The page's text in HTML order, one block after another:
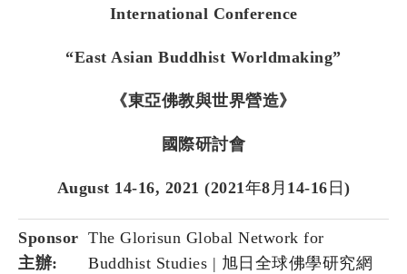
International Conference
“East Asian Buddhist Worldmaking”
《東亞佛教與世界營造》
國際研討會
August 14-16, 2021 (2021年8 月 14-16 日 )
Sponsor
主辦:
The Glorisun Global Network for
Buddhist Studies | 旭日全球佛學研究網